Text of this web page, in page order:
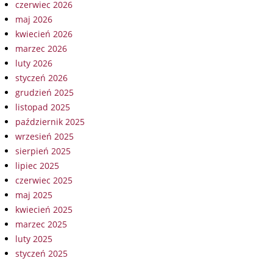
czerwiec 2026
maj 2026
kwiecień 2026
marzec 2026
luty 2026
styczeń 2026
grudzień 2025
listopad 2025
październik 2025
wrzesień 2025
sierpień 2025
lipiec 2025
czerwiec 2025
maj 2025
kwiecień 2025
marzec 2025
luty 2025
styczeń 2025